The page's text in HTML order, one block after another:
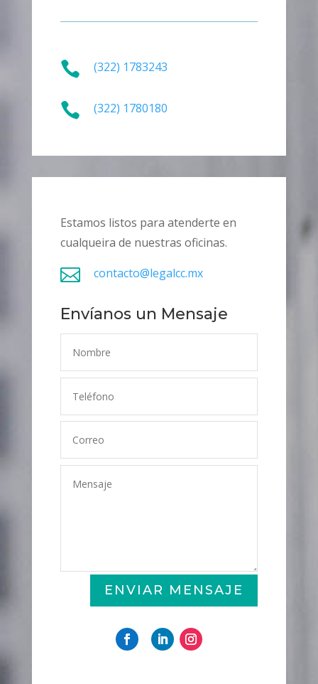
 (322) 1783243
 (322) 1780180
Estamos listos para atenderte en
cualqueira de nuestras oficinas.
 contacto@legalcc.mx
Envíanos un Mensaje
ENVIAR MENSAJE